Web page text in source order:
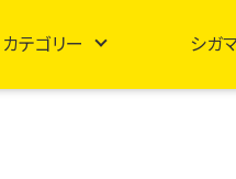
カテゴリー シガ